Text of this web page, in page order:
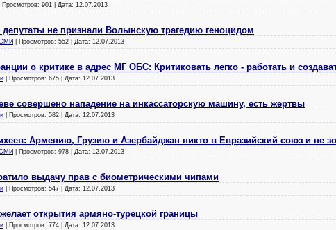
| Просмотров: 901 | Дата: 12.07.2013
депутаты не признали Волынскую трагедию геноцидом
| Просмотров: 552 | Дата: 12.07.2013
о критике в адрес МГ ОБС: Критиковать легко - работать и
| Просмотров: 675 | Дата: 12.07.2013
совершено нападение на инкассаторскую машину, есть жертвы
| Просмотров: 582 | Дата: 12.07.2013
Армению, Грузию и Азербайджан никто в Евразийский союз и не
| Просмотров: 978 | Дата: 12.07.2013
выдачу прав с биометрическими чипами
| Просмотров: 547 | Дата: 12.07.2013
открытия армяно-турецкой границы
| Просмотров: 774 | Дата: 12.07.2013